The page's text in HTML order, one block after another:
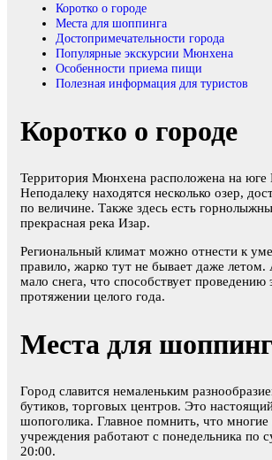
Коротко о городе
Места для шоппинга
Достопримечательности города
Популярные экскурсии Мюнхена
Особенности приема пищи
Полезная информация для туристов
Коротко о городе
Территория Мюнхена расположена на юге
Неподалеку находятся несколько озер,
по величине. Также здесь есть
прекрасная река Изар.
Региональный климат можно отнести к
правило, жарко тут не бывает даже
мало снега, что способствует проведению
протяжении целого года.
Места для
Город славится немаленьким
бутиков, торговых центров. Это
шопоголика. Главное помнить, что
учреждения работают с понедельника по
20:00.